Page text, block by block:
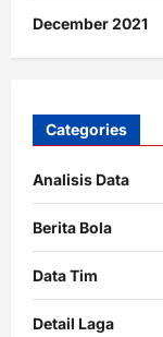
December 2021
Categories
Analisis Data
Berita Bola
Data Tim
Detail Laga